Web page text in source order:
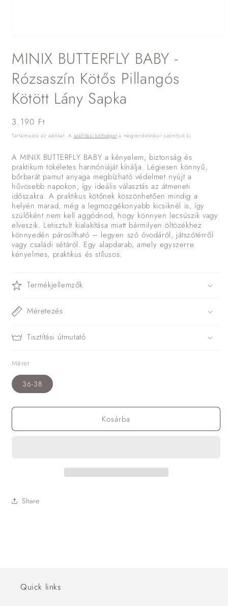
megnyitása
a
párbeszédpanelen
MINIX BUTTERFLY BABY -
Rózsaszín Kötős Pillangós
Kötött Lány Sapka
Normál
ár
3.190 Ft
Tartalmazza az adókat. A szállítási költséget a megrendeléskor számítjuk ki.
A MINIX BUTTERFLY BABY a kényelem, biztonság és
praktikum tökéletes harmóniáját kínálja. Légiesen könnyű,
bőrbarát pamut anyaga megbízható védelmet nyújt a
hűvösebb napokon, így ideális választás az átmeneti
időszakra. A praktikus kötőnek köszönhetően mindig a
helyén marad, még a legmozgékonyabb kicsiknél is, így
szülőként nem kell aggódnod, hogy könnyen lecsúszik vagy
elveszik. Letisztult kialakítása miatt bármilyen öltözékhez
könnyedén párosítható – legyen szó óvodáról, játszótérről
vagy családi sétáról. Egy alapdarab, amely egyszerre
kényelmes, praktikus és stílusos.
Termékjellemzők
Méretezés
Tisztítási útmutató
Méret
36-38
Kosárba
Share
Quick links